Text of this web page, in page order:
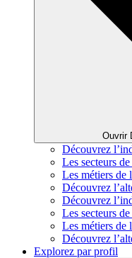
Ouvrir
Découvrez
Les secteurs
Les métiers de
Découvrez
Découvrez
Les secteurs
Les métiers de
Découvrez
Explorez par profil